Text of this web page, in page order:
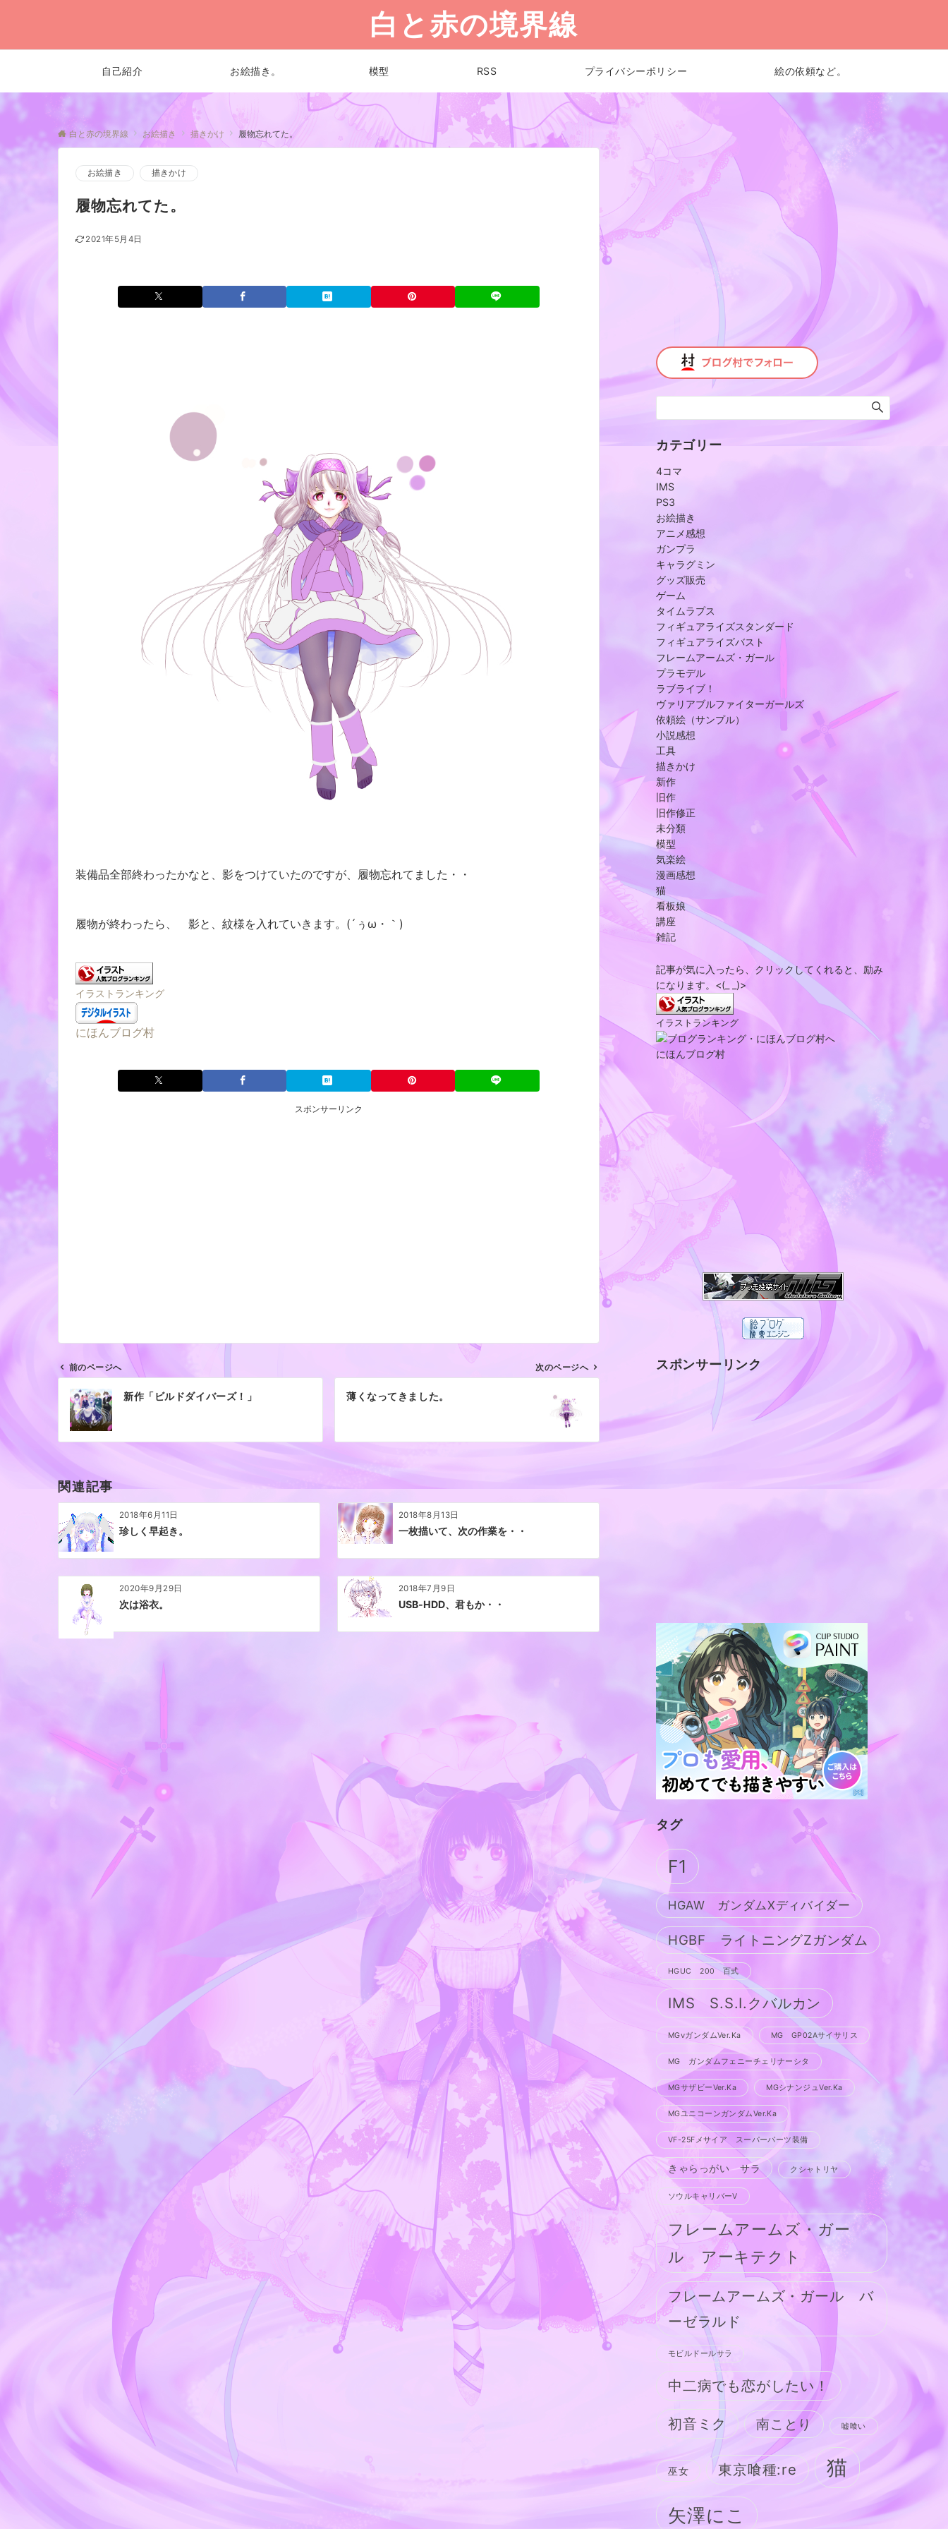
白と赤の境界線
自己紹介 お絵描き。 模型 RSS プライバシーポリシー 絵の依頼など。
白と赤の境界線 お絵描き 描きかけ 履物忘れてた。
お絵描き 描きかけ
履物忘れてた。
2021年5月4日
装備品全部終わったかなと、影をつけていたのですが、履物忘れてました・・
履物が終わったら、 影と、紋様を入れていきます。(´ぅω・｀)
イラストランキング
にほんブログ村
スポンサーリンク
シ
ン
前のページへ
新作「ビルドダイバーズ！」
次のページへ
薄くなってきました。
関連記事
2018年6月11日
珍しく早起き。
2018年8月13日
一枚描いて、次の作業を・・
2020年9月29日
次は浴衣。
2018年7月9日
USB-HDD、君もか・・
カテゴリー
4コマ
IMS
PS3
お絵描き
アニメ感想
ガンプラ
キャラグミン
グッズ販売
ゲーム
タイムラプス
フィギュアライズスタンダード
フィギュアライズバスト
フレームアームズ・ガール
プラモデル
ラブライブ！
ヴァリアブルファイターガールズ
依頼絵（サンプル）
小説感想
工具
描きかけ
新作
旧作
旧作修正
未分類
模型
気楽絵
漫画感想
猫
看板娘
講座
雑記
記事が気に入ったら、クリックしてくれると、励み
になります。<(_ _)>
イラストランキング
にほんブログ村
スポンサーリンク
タグ
F1
HGAW ガンダムXディバイダー
HGBF ライトニングZガンダム
HGUC 200 百式
IMS S.S.I.クバルカン
MGνガンダムVer.Ka MG GP02Aサイサリス
MG ガンダムフェニーチェリナーシタ
MGサザビーVer.Ka MGシナンジュVer.Ka
MGユニコーンガンダムVer.Ka
VF-25Fメサイア スーパーパーツ装備
きゃらっがい サラ クシャトリヤ
ソウルキャリバーV
フレームアームズ・ガー
ル アーキテクト
フレームアームズ・ガール バ
ーゼラルド
モビルドールサラ
中二病でも恋がしたい！
初音ミク 南ことり 嘘喰い
巫女 東京喰種:re 猫
矢澤にこ